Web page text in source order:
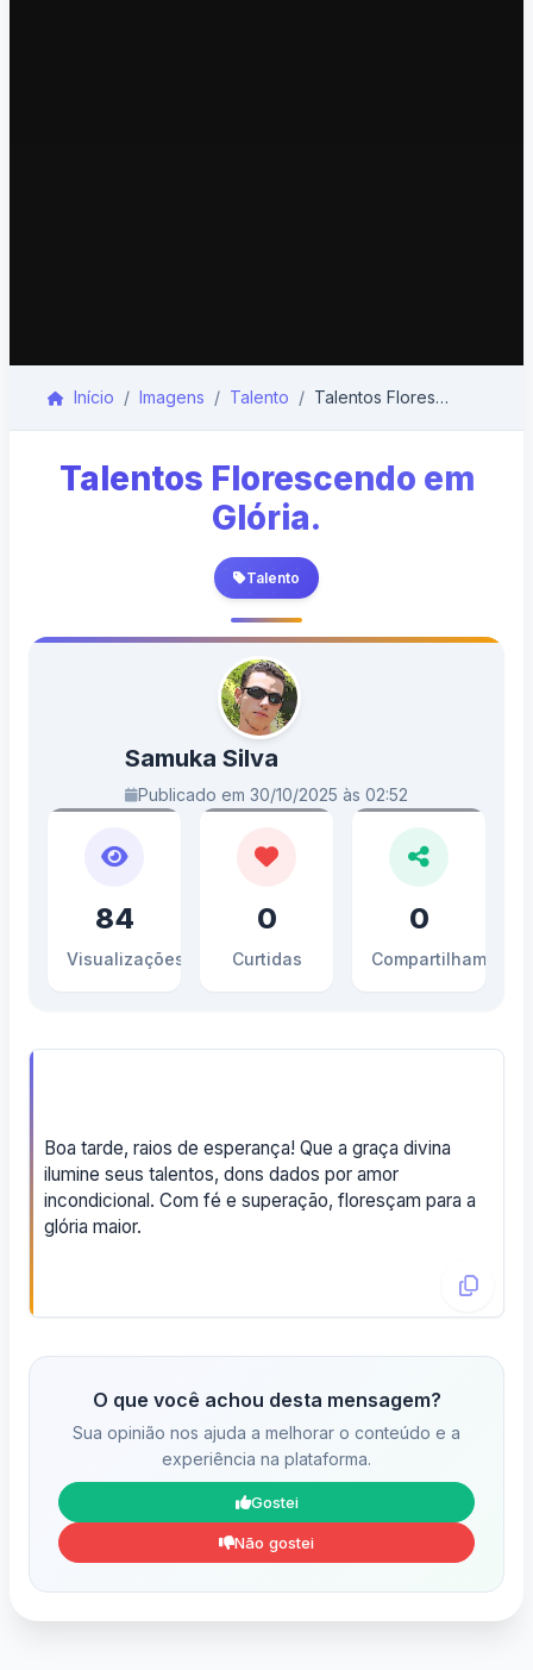
Início Imagens Talento Talentos Florescendo em Glória.
Talentos Florescendo em
Glória.
Talento
Samuka Silva
Publicado em 30/10/2025 às 02:52
84
Visualizações
0
Curtidas
0
Compartilhamentos
Boa tarde, raios de esperança! Que a graça divina
ilumine seus talentos, dons dados por amor
incondicional. Com fé e superação, floresçam para a
glória maior.
O que você achou desta mensagem?
Sua opinião nos ajuda a melhorar o conteúdo e a
experiência na plataforma.
Gostei
Não gostei